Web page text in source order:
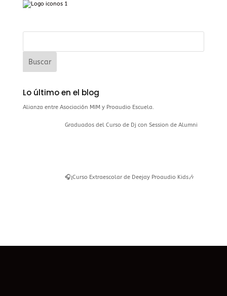
Lo último en el blog
Alianza entre Asociación MIM y Proaudio Escuela.
Graduados del Curso de Dj con Session de Alumni
🎧¡Curso Extraescolar de Deejay Proaudio Kids🎶